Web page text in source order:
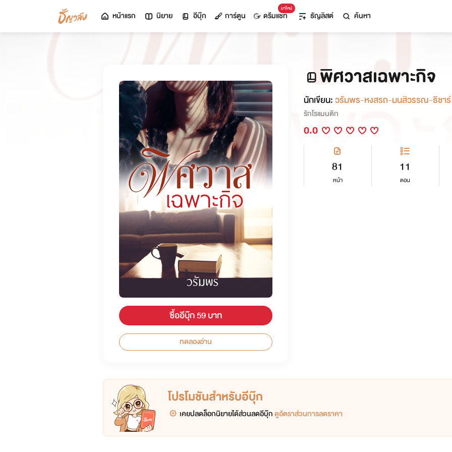
หน้าแรก นิยาย อีบุ๊ก การ์ตูน
มาใหม่
ดรีมแชท ธัญลิสต์ ค้นหา
ซื้ออีบุ๊ก 59 บาท
ทดลองอ่าน
พิศวาสเฉพาะกิจ
นักเขียน:วรัมพร-หงสรถ-มนสิวรรณ-ธิชาร์
รักโรแมนติก
0.0
81
หน้า
11
ตอน
โปรโมชันสำหรับอีบุ๊ก
เคยปลดล็อกนิยายได้ส่วนลดอีบุ๊กดูอัตราส่วนการลดราคา